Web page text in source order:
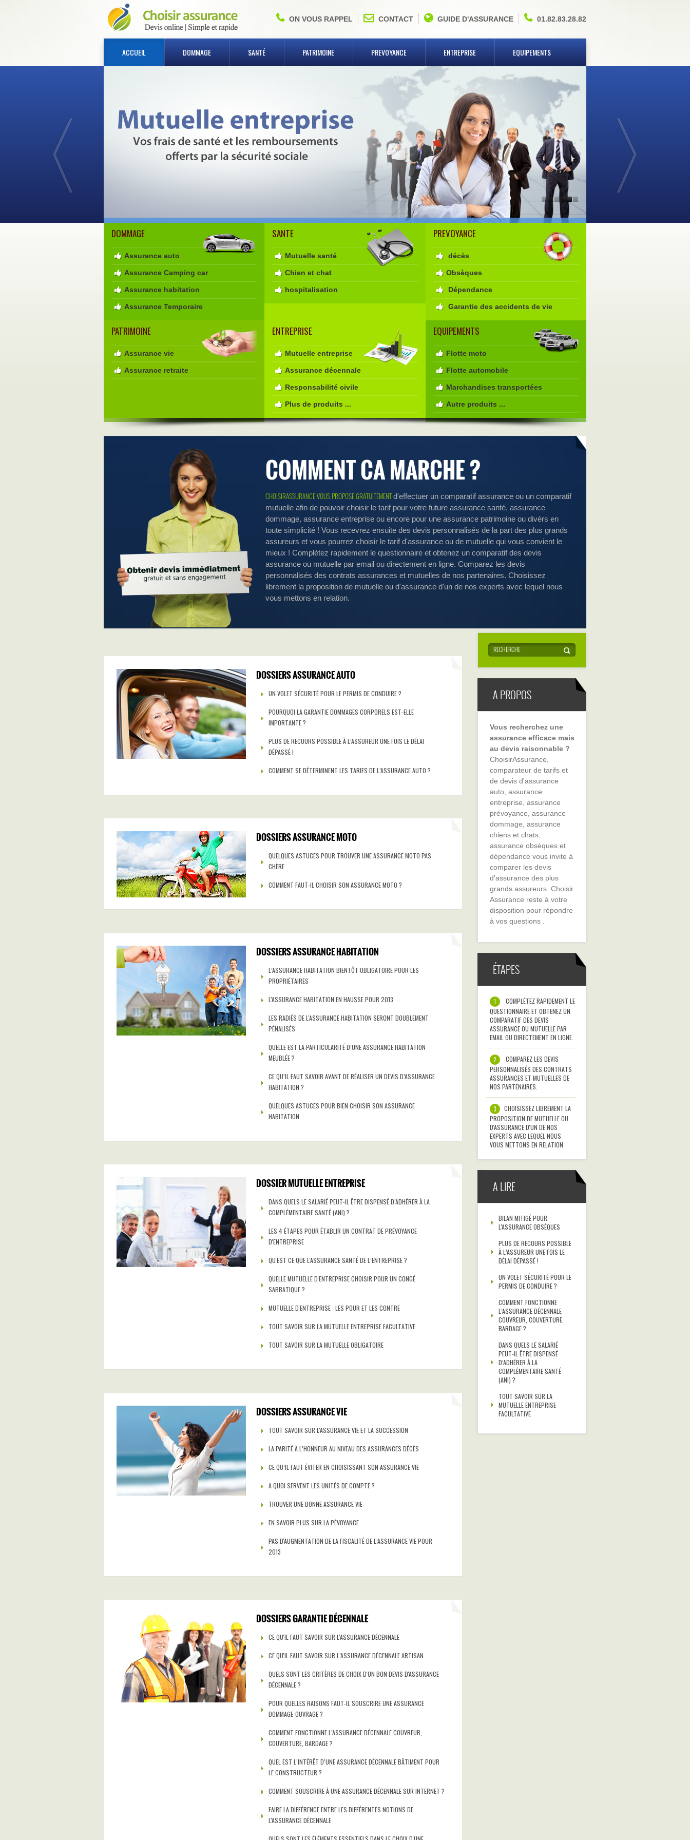
ON VOUS RAPPEL CONTACT GUIDE D'ASSURANCE 01.82.83.28.82
ACCUEIL DOMMAGE SANTÉ PATRIMOINE PREVOYANCE ENTREPRISE EQUIPEMENTS
DOMMAGE
Assurance auto
Assurance Camping car
Assurance habitation
Assurance Temporaire
SANTE
Mutuelle santé
Chien et chat
hospitalisation
PREVOYANCE
décès
Obsèques
Dépendance
Garantie des accidents de vie
PATRIMOINE
Assurance vie
Assurance retraite
ENTREPRISE
Mutuelle entreprise
Assurance décennale
Responsabilité civile
Plus de produits ...
EQUIPEMENTS
Flotte moto
Flotte automobile
Marchandises transportées
Autre produits ...
COMMENT CA MARCHE ?
CHOISIRASSURANCE VOUS PROPOSE GRATUITEMENTd'effectuer un comparatif assurance ou un comparatif
mutuelle afin de pouvoir choisir le tarif pour votre future assurance santé, assurance
dommage, assurance entreprise ou encore pour une assurance patrimoine ou divèrs en
toute simplicité ! Vous recevrez ensuite des devis personnalisés de la part des plus grands
assureurs et vous pourrez choisir le tarif d'assurance ou de mutuelle qui vous convient le
mieux ! Complétez rapidement le questionnaire et obtenez un comparatif des devis
assurance ou mutuelle par email ou directement en ligne. Comparez les devis
personnalisés des contrats assurances et mutuelles de nos partenaires. Choisissez
librement la proposition de mutuelle ou d'assurance d'un de nos experts avec lequel nous
vous mettons en relation.
DOSSIERS ASSURANCE AUTO
UN VOLET SÉCURITÉ POUR LE PERMIS DE CONDUIRE ?
POURQUOI LA GARANTIE DOMMAGES CORPORELS EST-ELLE
IMPORTANTE ?
PLUS DE RECOURS POSSIBLE À L’ASSUREUR UNE FOIS LE DÉLAI
DÉPASSÉ !
COMMENT SE DÉTERMINENT LES TARIFS DE L’ASSURANCE AUTO ?
DOSSIERS ASSURANCE MOTO
QUELQUES ASTUCES POUR TROUVER UNE ASSURANCE MOTO PAS
CHÈRE
COMMENT FAUT-IL CHOISIR SON ASSURANCE MOTO ?
DOSSIERS ASSURANCE HABITATION
L’ASSURANCE HABITATION BIENTÔT OBLIGATOIRE POUR LES
PROPRIÉTAIRES
L'ASSURANCE HABITATION EN HAUSSE POUR 2013
LES RADIÉS DE L'ASSURANCE HABITATION SERONT DOUBLEMENT
PÉNALISÉS
QUELLE EST LA PARTICULARITÉ D’UNE ASSURANCE HABITATION
MEUBLÉE ?
CE QU’IL FAUT SAVOIR AVANT DE RÉALISER UN DEVIS D’ASSURANCE
HABITATION ?
QUELQUES ASTUCES POUR BIEN CHOISIR SON ASSURANCE
HABITATION
DOSSIER MUTUELLE ENTREPRISE
DANS QUELS LE SALARIÉ PEUT-IL ÊTRE DISPENSÉ D’ADHÉRER À LA
COMPLÉMENTAIRE SANTÉ (ANI) ?
LES 4 ÉTAPES POUR ÉTABLIR UN CONTRAT DE PRÉVOYANCE
D'ENTREPRISE
QU'EST CE QUE L'ASSURANCE SANTÉ DE L’ENTREPRISE ?
QUELLE MUTUELLE D'ENTREPRISE CHOISIR POUR UN CONGÉ
SABBATIQUE ?
MUTUELLE D'ENTREPRISE : LES POUR ET LES CONTRE
TOUT SAVOIR SUR LA MUTUELLE ENTREPRISE FACULTATIVE
TOUT SAVOIR SUR LA MUTUELLE OBLIGATOIRE
DOSSIERS ASSURANCE VIE
TOUT SAVOIR SUR L'ASSURANCE VIE ET LA SUCCESSION
LA PARITÉ À L’HONNEUR AU NIVEAU DES ASSURANCES DÉCÈS
CE QU’IL FAUT ÉVITER EN CHOISISSANT SON ASSURANCE VIE
A QUOI SERVENT LES UNITÉS DE COMPTE ?
TROUVER UNE BONNE ASSURANCE VIE
EN SAVOIR PLUS SUR LA PÉVOYANCE
PAS D'AUGMENTATION DE LA FISCALITÉ DE L’ASSURANCE VIE POUR
2013
DOSSIERS GARANTIE DÉCENNALE
CE QU'IL FAUT SAVOIR SUR L'ASSURANCE DÉCENNALE
CE QU'IL FAUT SAVOIR SUR L’ASSURANCE DÉCENNALE ARTISAN
QUELS SONT LES CRITÈRES DE CHOIX D'UN BON DEVIS D'ASSURANCE
DÉCENNALE ?
POUR QUELLES RAISONS FAUT-IL SOUSCRIRE UNE ASSURANCE
DOMMAGE-OUVRAGE ?
COMMENT FONCTIONNE L’ASSURANCE DÉCENNALE COUVREUR,
COUVERTURE, BARDAGE ?
QUEL EST L’INTÉRÊT D’UNE ASSURANCE DÉCENNALE BÂTIMENT POUR
LE CONSTRUCTEUR ?
COMMENT SOUSCRIRE À UNE ASSURANCE DÉCENNALE SUR INTERNET ?
FAIRE LA DIFFÉRENCE ENTRE LES DIFFÉRENTES NOTIONS DE
L'ASSURANCE DÉCENNALE
A PROPOS
Vous recherchez une
assurance efficace mais
au devis raisonnable ?
ChoisirAssurance,
comparateur de tarifs et
de devis d'assurance
auto, assurance
entreprise, assurance
prévoyance, assurance
dommage, assurance
chiens et chats,
assurance obsèques et
dépendance vous invite à
comparer les devis
d'assurance des plus
grands assureurs. Choisir
Assurance reste à votre
disposition pour répondre
à vos questions .
ÉTAPES
1
COMPLÉTEZ RAPIDEMENT LE
QUESTIONNAIRE ET OBTENEZ UN
COMPARATIF DES DEVIS
ASSURANCE OU MUTUELLE PAR
EMAIL OU DIRECTEMENT EN LIGNE.
2
COMPAREZ LES DEVIS
PERSONNALISÉS DES CONTRATS
ASSURANCES ET MUTUELLES DE
NOS PARTENAIRES.
3
CHOISISSEZ LIBREMENT LA
PROPOSITION DE MUTUELLE OU
D'ASSURANCE D'UN DE NOS
EXPERTS AVEC LEQUEL NOUS
VOUS METTONS EN RELATION.
A LIRE
BILAN MITIGÉ POUR
L'ASSURANCE OBSÈQUES
PLUS DE RECOURS POSSIBLE
À L’ASSUREUR UNE FOIS LE
DÉLAI DÉPASSÉ !
UN VOLET SÉCURITÉ POUR LE
PERMIS DE CONDUIRE ?
COMMENT FONCTIONNE
L’ASSURANCE DÉCENNALE
COUVREUR, COUVERTURE,
BARDAGE ?
DANS QUELS LE SALARIÉ
PEUT-IL ÊTRE DISPENSÉ
D’ADHÉRER À LA
COMPLÉMENTAIRE SANTÉ
(ANI) ?
TOUT SAVOIR SUR LA
MUTUELLE ENTREPRISE
FACULTATIVE